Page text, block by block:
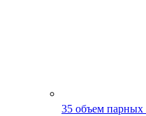
35 объем парных